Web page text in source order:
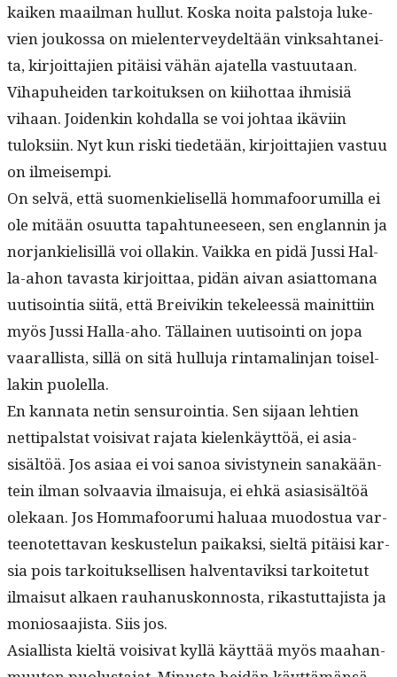
kaiken maail­man hul­lut. Kos­ka noi­ta pal­sto­ja luke­
vien joukos­sa on mie­len­ter­vey­deltään vinksah­tanei­
ta, kir­joit­ta­jien pitäisi vähän ajatel­la vas­tu­u­taan.
Viha­puhei­den tarkoituk­sen on kiihot­taa ihmisiä
vihaan. Joidenkin kohdal­la se voi johtaa ikävi­in
tulok­si­in. Nyt kun ris­ki tiede­tään, kir­joit­ta­jien vas­tuu
on ilmeisempi.
On selvä, että suomenkielisel­lä hom­mafoo­ru­mil­la ei
ole mitään osu­ut­ta tapah­tuneeseen, sen englan­nin ja
nor­jankielisil­lä voi ollakin. Vaik­ka en pidä Jus­si Hal­
la-ahon tavas­ta kir­joit­taa, pidän aivan asi­at­tomana
uuti­soin­tia siitä, että Breivikin tekeleessä mainit­ti­in
myös Jus­si Hal­la-aho. Täl­lainen uuti­soin­ti on jopa
vaar­al­lista, sil­lä on sitä hul­lu­ja rin­ta­ma­l­in­jan toisel­
lakin puolella.
En kan­na­ta netin sen­suroin­tia. Sen sijaan lehtien
net­ti­pal­stat voisi­vat raja­ta kie­lenkäyt­töä, ei asi­a­
sisältöä. Jos asi­aa ei voi sanoa sivistynein sanakään­
tein ilman solvaavia ilmaisu­ja, ei ehkä asi­a­sisältöä
olekaan. Jos Hom­mafoo­ru­mi halu­aa muo­dos­tua var­
teenotet­ta­van keskustelun paikak­si, sieltä pitäisi kar­
sia pois tarkoituk­sel­lisen hal­ven­taviksi tarkoite­tut
ilmaisut alka­en rauhanuskon­nos­ta, rikas­tut­ta­jista ja
moniosaa­jista. Siis jos.
Asial­lista kieltä voisi­vat kyl­lä käyt­tää myös maa­han­